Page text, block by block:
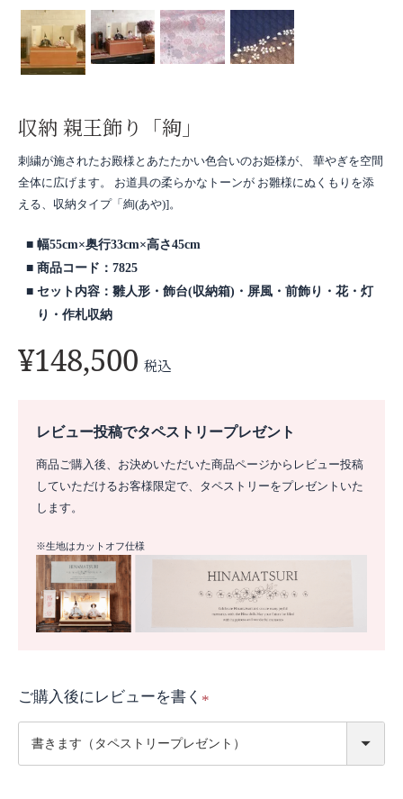
収納 親王飾り「絢」
刺繍が施されたお殿様とあたたかい色合いのお姫様が、 華やぎを空間
全体に広げます。 お道具の柔らかなトーンが お雛様にぬくもりを添
える、収納タイプ「絢(あや)]。
幅55cm×奥行33cm×高さ45cm
商品コード：7825
セット内容：雛人形・飾台(収納箱)・屏風・前飾り・花・灯
り・作札収納
¥148,500 税込
レビュー投稿でタペストリープレゼント
商品ご購入後、お決めいただいた商品ページからレビュー投稿
していただけるお客様限定で、タペストリーをプレゼントいた
します。
※生地はカットオフ仕様
ご購入後にレビューを書く
(